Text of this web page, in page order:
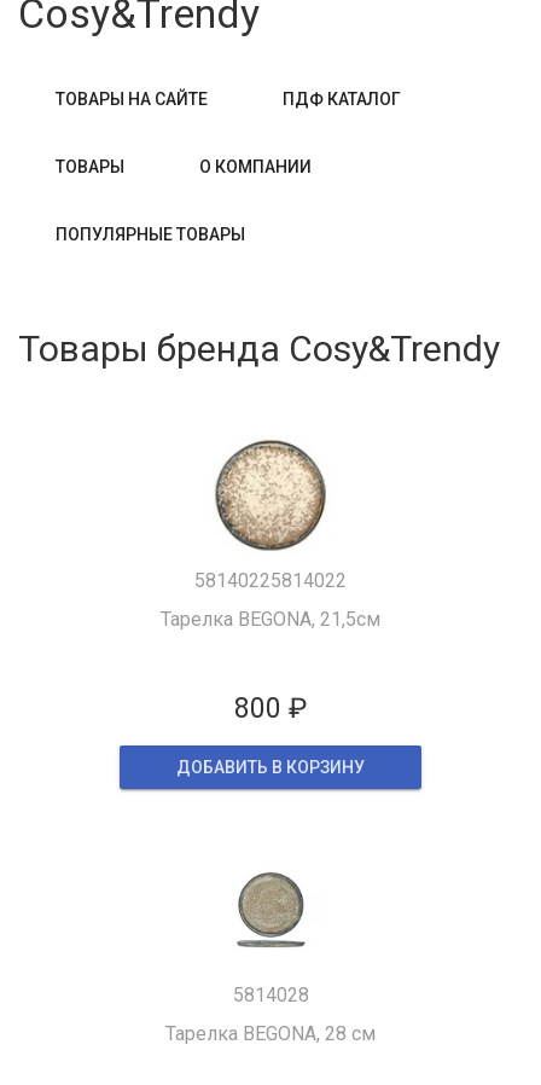
Cosy&Trеndy
ТОВАРЫ НА САЙТЕ ПДФ КАТАЛОГ
ТОВАРЫ О КОМПАНИИ
ПОПУЛЯРНЫЕ ТОВАРЫ
Товары бренда Cosy&Trеndy
58140225814022
Тарелка BEGONA, 21,5см
800 ₽
ДОБАВИТЬ В КОРЗИНУ
5814028
Тарелка BEGONA, 28 см